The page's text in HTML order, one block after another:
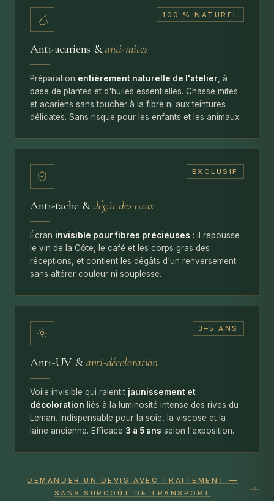
100 % NATUREL
Anti-acariens &anti-mites
Préparation entièrement naturelle de l'atelier , à
base de plantes et d'huiles essentielles. Chasse mites
et acariens sans toucher à la fibre ni aux teintures
délicates. Sans risque pour les enfants et les animaux.
EXCLUSIF
Anti-tache &dégât des eaux
Écran invisible pour fibres précieuses : il repousse
le vin de la Côte, le café et les corps gras des
réceptions, et contient les dégâts d'un renversement
sans altérer couleur ni souplesse.
3–5 ANS
Anti-UV &anti-décoloration
Voile invisible qui ralentit jaunissement et
décoloration liés à la luminosité intense des rives du
Léman. Indispensable pour la soie, la viscose et la
laine ancienne. Efficace 3 à 5 ans selon l'exposition.
DEMANDER UN DEVIS AVEC TRAITEMENT —
SANS SURCOÛT DE TRANSPORT
→